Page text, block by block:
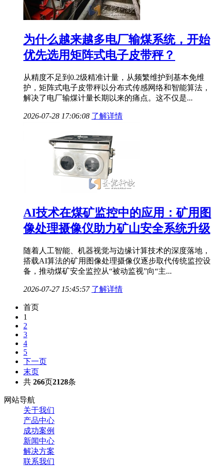
为什么越来越多电厂输煤系统，开始
优先选用矩阵式电子皮带秤？
从精度不足到0.2级精准计量，从频繁维护到基本免维
护，矩阵式电子皮带秤以分布式传感网络和智能算法，
解决了电厂输煤计量长期以来的痛点。这不仅是...
2026-07-28 17:06:08 了解详情
AI技术在煤矿监控中的应用：矿用图
像处理摄像仪助力矿山安全系统升级
随着人工智能、机器视觉与边缘计算技术的深度落地，
搭载AI算法的矿用图像处理摄像仪逐步取代传统监控设
备，推动煤矿安全监控从“被动监视”向“主...
2026-07-27 15:45:57 了解详情
首页
1
2
3
4
5
下一页
末页
共 266页2128条
网站导航
关于我们
产品中心
成功案例
新闻中心
解决方案
联系我们